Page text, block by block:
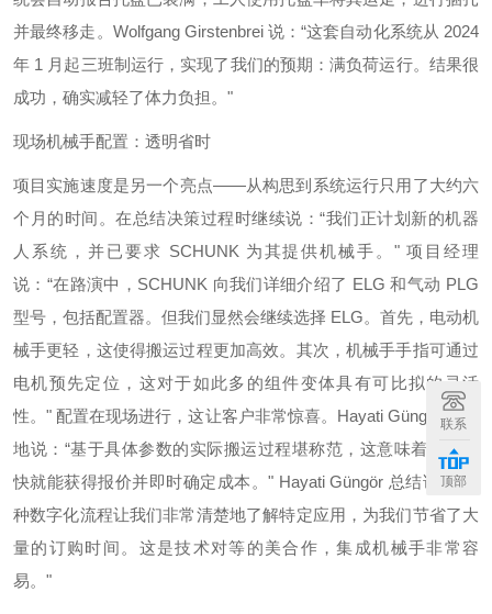
并最终移走。Wolfgang Girstenbrei 说：“这套自动化系统从 2024
年 1 月起三班制运行，实现了我们的预期：满负荷运行。结果很
成功，确实减轻了体力负担。"
现场机械手配置：透明省时
项目实施速度是另一个亮点——从构思到系统运行只用了大约六
个月的时间。在总结决策过程时继续说：“我们正计划新的机器
人系统，并已要求 SCHUNK 为其提供机械手。" 项目经理
说：“在路演中，SCHUNK 向我们详细介绍了 ELG 和气动 PLG
型号，包括配置器。但我们显然会继续选择 ELG。首先，电动机
械手更轻，这使得搬运过程更加高效。其次，机械手手指可通过
电机预先定位，这对于如此多的组件变体具有可比拟的灵活
性。" 配置在现场进行，这让客户非常惊喜。Hayati Güngör 热情
地说：“基于具体参数的实际搬运过程堪称范，这意味着我们很
快就能获得报价并即时确定成本。" Hayati Güngör 总结说：“这
种数字化流程让我们非常清楚地了解特定应用，为我们节省了大
量的订购时间。这是技术对等的美合作，集成机械手非常容
易。"
联系
顶部